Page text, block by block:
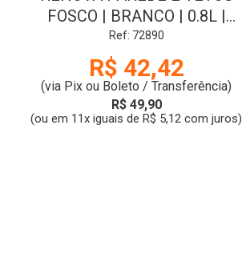
FOSCO | BRANCO | 0.8L |
CORAL
Ref: 72890
R$ 42,42
(via Pix ou Boleto / Transferência)
R$ 49,90
(ou em 11x iguais de R$ 5,12 com juros)